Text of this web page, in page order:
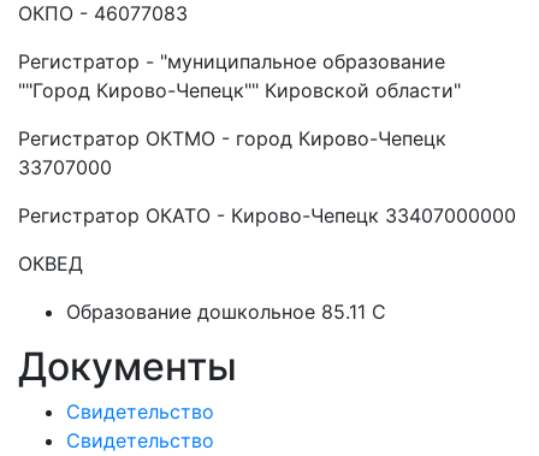
ОКПО - 46077083
Регистратор - "муниципальное образование
""Город Кирово-Чепецк"" Кировской области"
Регистратор ОКТМО - город Кирово-Чепецк
33707000
Регистратор ОКАТО - Кирово-Чепецк 33407000000
ОКВЕД
Образование дошкольное 85.11 C
Документы
Свидетельство
Свидетельство